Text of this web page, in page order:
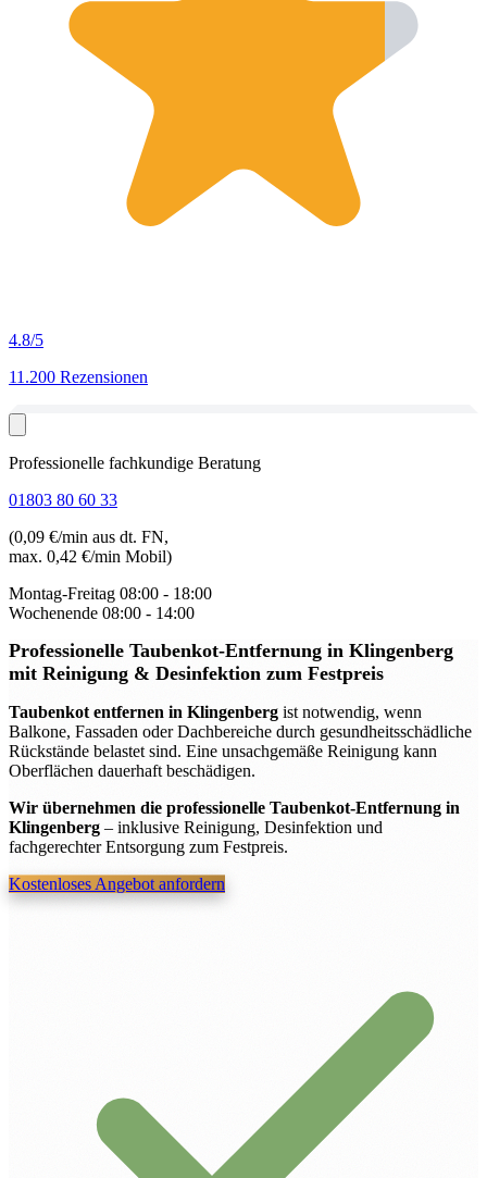
4.8/5
11.200 Rezensionen
Professionelle fachkundige Beratung
01803 80 60 33
(0,09 €/min aus dt. FN,
max. 0,42 €/min Mobil)
Montag-Freitag 08:00 - 18:00
Wochenende 08:00 - 14:00
Professionelle Taubenkot-Entfernung in Klingenberg
mit Reinigung & Desinfektion zum Festpreis
Taubenkot entfernen in Klingenberg ist notwendig, wenn
Balkone, Fassaden oder Dachbereiche durch gesundheitsschädliche
Rückstände belastet sind. Eine unsachgemäße Reinigung kann
Oberflächen dauerhaft beschädigen.
Wir übernehmen die professionelle Taubenkot-Entfernung in
Klingenberg– inklusive Reinigung, Desinfektion und
fachgerechter Entsorgung zum Festpreis.
Kostenloses Angebot anfordern